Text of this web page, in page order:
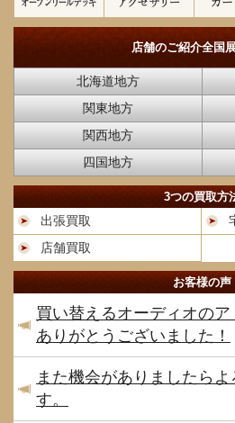
店舗のご紹介全国
北海道地方
関東地方
関西地方
四国地方
3つの買取方
出張買取
店舗買取
お客様の声
買い替えるオーディオのア
ありがとうございました！
また機会がありましたら
す。